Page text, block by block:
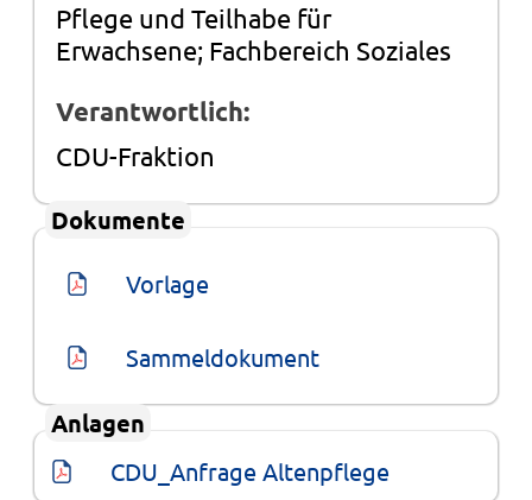
Pflege und Teilhabe für
Erwachsene; Fachbereich Soziales
Verantwortlich:
CDU-Fraktion
Dokumente
Vorlage
Sammeldokument
Anlagen
CDU_Anfrage Altenpflege